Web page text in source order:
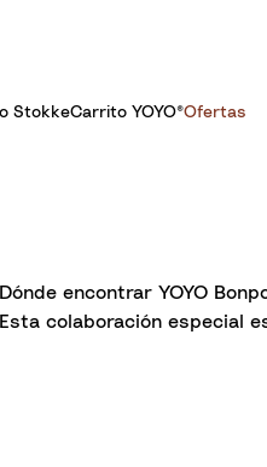
StokkeCarrito YOYO®Ofertas
Dónde encontrar YOYO
Esta colaboración especial